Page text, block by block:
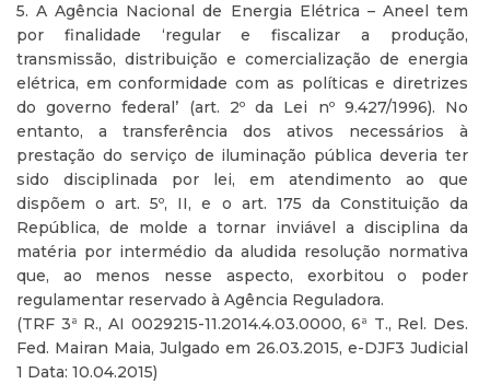
5. A Agência Nacional de Energia Elétrica – Aneel tem
por finalidade ‘regular e fiscalizar a produção,
transmissão, distribuição e comercialização de energia
elétrica, em conformidade com as políticas e diretrizes
do governo federal’ (art. 2º da Lei nº 9.427/1996). No
entanto, a transferência dos ativos necessários à
prestação do serviço de iluminação pública deveria ter
sido disciplinada por lei, em atendimento ao que
dispõem o art. 5º, II, e o art. 175 da Constituição da
República, de molde a tornar inviável a disciplina da
matéria por intermédio da aludida resolução normativa
que, ao menos nesse aspecto, exorbitou o poder
regulamentar reservado à Agência Reguladora.
(TRF 3ª R., AI 0029215-11.2014.4.03.0000, 6ª T., Rel. Des.
Fed. Mairan Maia, Julgado em 26.03.2015, e-DJF3 Judicial
1 Data: 10.04.2015)